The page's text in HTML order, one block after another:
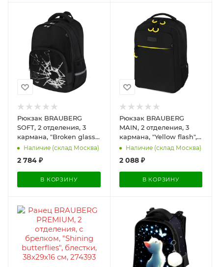
Рюкзак BRAUBERG
SOFT, 2 отделения, 3
кармана, "Broken glass",
СВЕТЯЩИЙСЯ, 40х31х15
Наличие (склад Москва)
2 784 ₽
В КОРЗИНУ
Рюкзак BRAUBERG
MAIN, 2 отделения, 3
кармана, "Yellow flash",
38х26х17 см, 274397
Наличие (склад Москва)
2 088₽
В КОРЗИНУ